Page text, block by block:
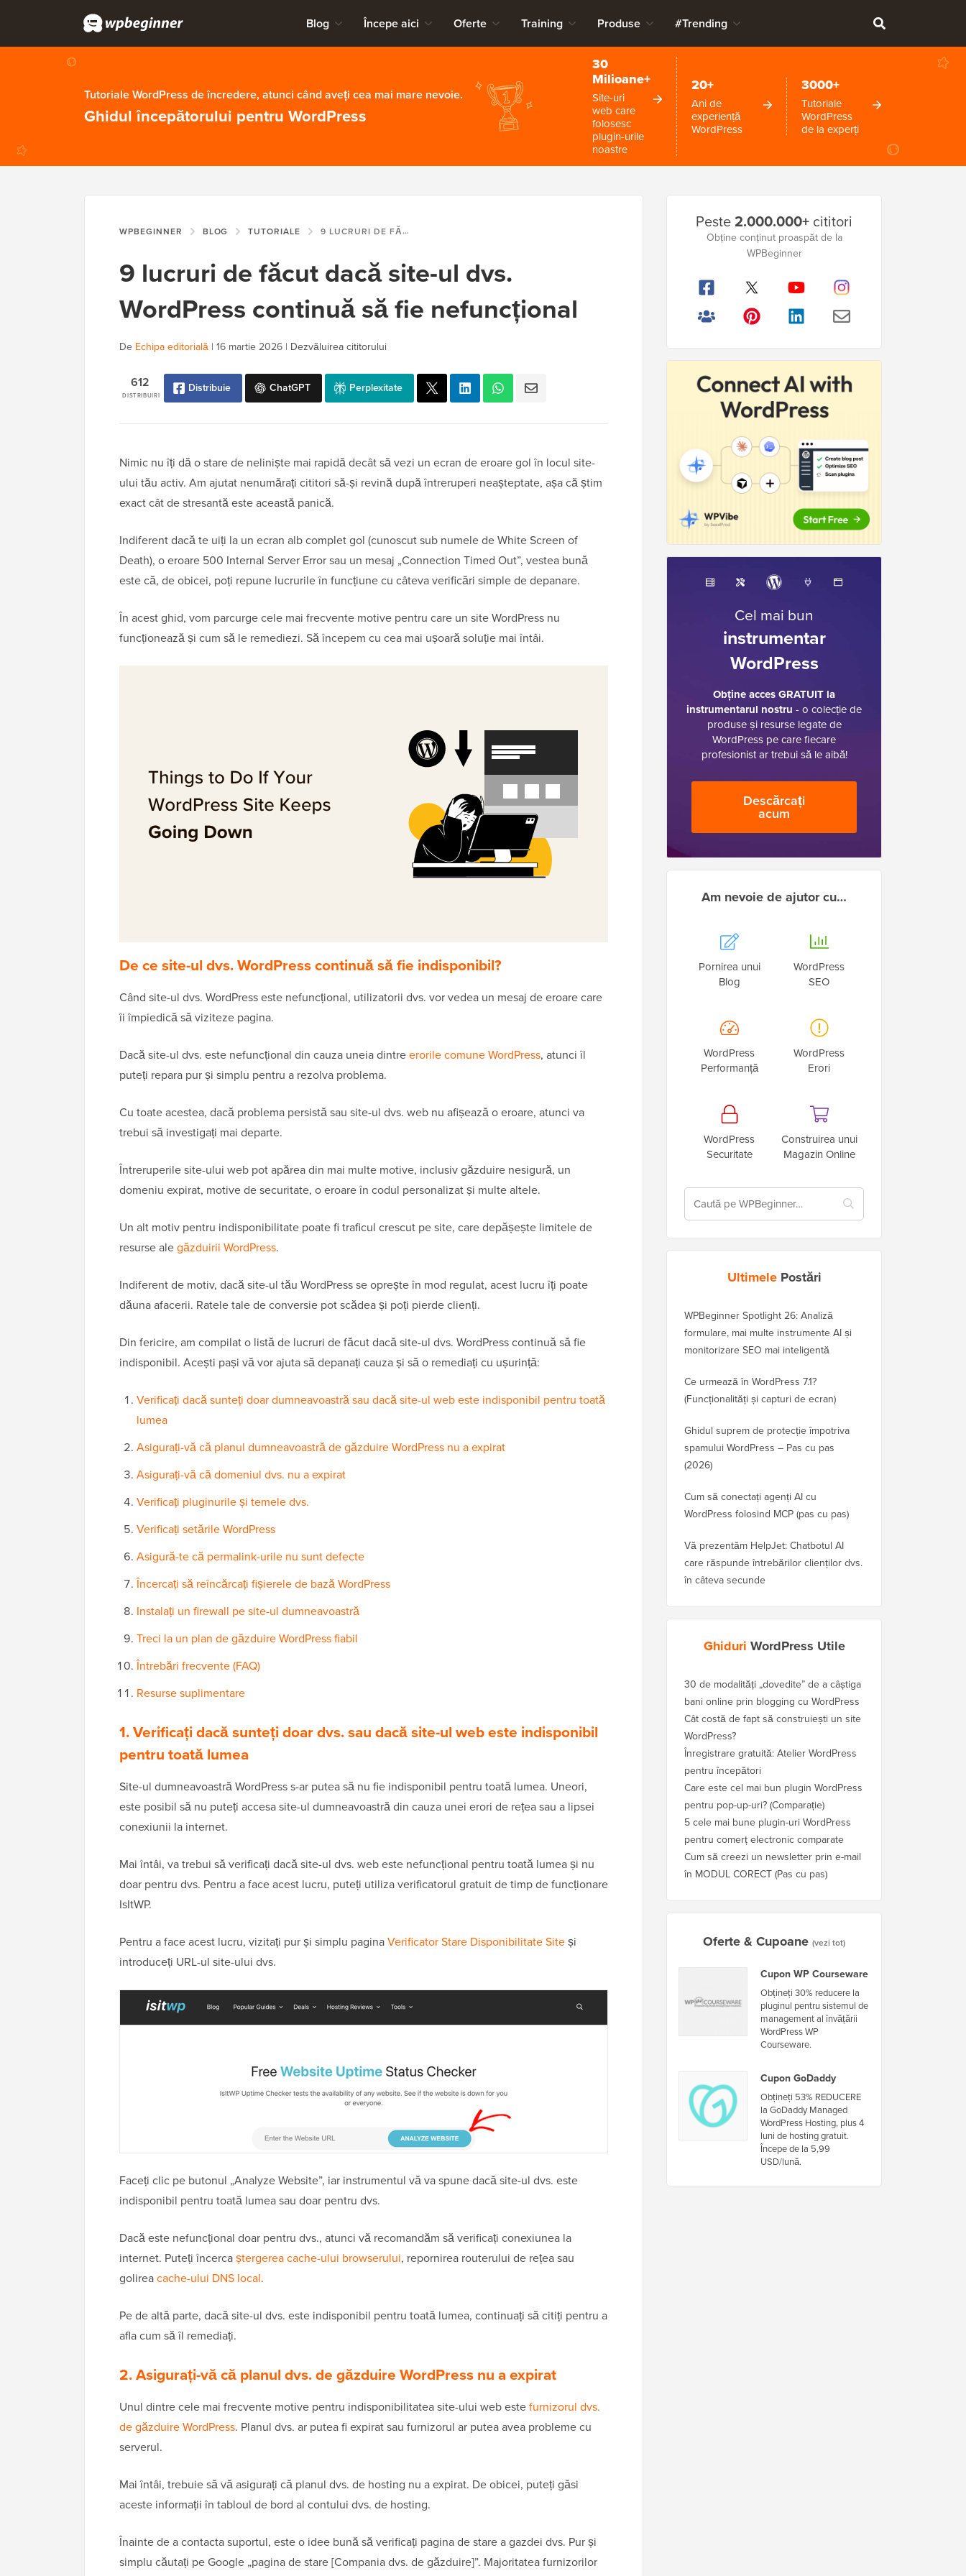
Blog Începe aici Oferte Training Produse #Trending
Tutoriale WordPress de încredere, atunci când aveți cea mai mare nevoie.
Ghidul începătorului pentru WordPress
30
Milioane+
Site-uri
web care
folosesc
plugin-urile
noastre
20+
Ani de
experiență
WordPress
3000+
Tutoriale
WordPress
de la experți
WPBEGINNER BLOG TUTORIALE 9 LUCRURI DE FĂCUT DACĂ SITE-UL DVS. WORDPRESS CONTINUĂ SĂ FIE NEFUNCȚIONAL
9 lucruri de făcut dacă site-ul dvs.
WordPress continuă să fie nefuncțional
De Echipa editorială | 16 martie 2026 | Dezvăluirea cititorului
DISTRIBUIRI
612 Distribuie ChatGPT Perplexitate
Nimic nu îți dă o stare de neliniște mai rapidă decât să vezi un ecran de eroare gol în locul site-
ului tău activ. Am ajutat nenumărați cititori să-și revină după întreruperi neașteptate, așa că știm
exact cât de stresantă este această panică.
Indiferent dacă te uiți la un ecran alb complet gol (cunoscut sub numele de White Screen of
Death), o eroare 500 Internal Server Error sau un mesaj „Connection Timed Out”, vestea bună
este că, de obicei, poți repune lucrurile în funcțiune cu câteva verificări simple de depanare.
În acest ghid, vom parcurge cele mai frecvente motive pentru care un site WordPress nu
funcționează și cum să le remediezi. Să începem cu cea mai ușoară soluție mai întâi.
De ce site-ul dvs. WordPress continuă să fie indisponibil?
Când site-ul dvs. WordPress este nefuncțional, utilizatorii dvs. vor vedea un mesaj de eroare care
îi împiedică să viziteze pagina.
Dacă site-ul dvs. este nefuncțional din cauza uneia dintreerorile comune WordPress, atunci îl
puteți repara pur și simplu pentru a rezolva problema.
Cu toate acestea, dacă problema persistă sau site-ul dvs. web nu afișează o eroare, atunci va
trebui să investigați mai departe.
Întreruperile site-ului web pot apărea din mai multe motive, inclusiv găzduire nesigură, un
domeniu expirat, motive de securitate, o eroare în codul personalizat și multe altele.
Un alt motiv pentru indisponibilitate poate fi traficul crescut pe site, care depășește limitele de
resurse alegăzduirii WordPress.
Indiferent de motiv, dacă site-ul tău WordPress se oprește în mod regulat, acest lucru îți poate
dăuna afacerii. Ratele tale de conversie pot scădea și poți pierde clienți.
Din fericire, am compilat o listă de lucruri de făcut dacă site-ul dvs. WordPress continuă să fie
indisponibil. Acești pași vă vor ajuta să depanați cauza și să o remediați cu ușurință:
Verificați dacă sunteți doar dumneavoastră sau dacă site-ul web este indisponibil pentru toată
lumea
Asigurați-vă că planul dumneavoastră de găzduire WordPress nu a expirat
Asigurați-vă că domeniul dvs. nu a expirat
Verificați pluginurile și temele dvs.
Verificați setările WordPress
Asigură-te că permalink-urile nu sunt defecte
Încercați să reîncărcați fișierele de bază WordPress
Instalați un firewall pe site-ul dumneavoastră
Treci la un plan de găzduire WordPress fiabil
Întrebări frecvente (FAQ)
Resurse suplimentare
1. Verificați dacă sunteți doar dvs. sau dacă site-ul web este indisponibil
pentru toată lumea
Site-ul dumneavoastră WordPress s-ar putea să nu fie indisponibil pentru toată lumea. Uneori,
este posibil să nu puteți accesa site-ul dumneavoastră din cauza unei erori de rețea sau a lipsei
conexiunii la internet.
Mai întâi, va trebui să verificați dacă site-ul dvs. web este nefuncțional pentru toată lumea și nu
doar pentru dvs. Pentru a face acest lucru, puteți utiliza verificatorul gratuit de timp de funcționare
IsItWP.
Pentru a face acest lucru, vizitați pur și simplu paginaVerificator Stare Disponibilitate Siteși
introduceți URL-ul site-ului dvs.
Faceți clic pe butonul „Analyze Website”, iar instrumentul vă va spune dacă site-ul dvs. este
indisponibil pentru toată lumea sau doar pentru dvs.
Dacă este nefuncțional doar pentru dvs., atunci vă recomandăm să verificați conexiunea la
internet. Puteți încercaștergerea cache-ului browserului, repornirea routerului de rețea sau
golireacache-ului DNS local.
Pe de altă parte, dacă site-ul dvs. este indisponibil pentru toată lumea, continuați să citiți pentru a
afla cum să îl remediați.
2. Asigurați-vă că planul dvs. de găzduire WordPress nu a expirat
Unul dintre cele mai frecvente motive pentru indisponibilitatea site-ului web estefurnizorul dvs.
de găzduire WordPress. Planul dvs. ar putea fi expirat sau furnizorul ar putea avea probleme cu
serverul.
Mai întâi, trebuie să vă asigurați că planul dvs. de hosting nu a expirat. De obicei, puteți găsi
aceste informații în tabloul de bord al contului dvs. de hosting.
Înainte de a contacta suportul, este o idee bună să verificați pagina de stare a gazdei dvs. Pur și
simplu căutați pe Google „pagina de stare [Compania dvs. de găzduire]”. Majoritatea furnizorilor
laterală
Peste2.000.000+ cititori
Obține conținut proaspăt de la
WPBeginner
Cel mai bun
instrumentar
WordPress
Obține acces GRATUIT la
instrumentarul nostru - o colecție de
produse și resurse legate de
WordPress pe care fiecare
profesionist ar trebui să le aibă!
Descărcați
acum
Am nevoie de ajutor cu…
Pornirea unui
Blog
WordPress
SEO
WordPress
Performanță
WordPress
Erori
WordPress
Securitate
Construirea unui
Magazin Online
UltimelePostări
WPBeginner Spotlight 26: Analiză
formulare, mai multe instrumente AI și
monitorizare SEO mai inteligentă
Ce urmează în WordPress 7.1?
(Funcționalități și capturi de ecran)
Ghidul suprem de protecție împotriva
spamului WordPress – Pas cu pas
(2026)
Cum să conectați agenți AI cu
WordPress folosind MCP (pas cu pas)
Vă prezentăm HelpJet: Chatbotul AI
care răspunde întrebărilor clienților dvs.
în câteva secunde
Ghiduri WordPress Utile
30 de modalități „dovedite” de a câștiga
bani online prin blogging cu WordPress
Cât costă de fapt să construiești un site
WordPress?
Înregistrare gratuită: Atelier WordPress
pentru începători
Care este cel mai bun plugin WordPress
pentru pop-up-uri? (Comparație)
5 cele mai bune plugin-uri WordPress
pentru comerț electronic comparate
Cum să creezi un newsletter prin e-mail
în MODUL CORECT (Pas cu pas)
Oferte & Cupoane (vezi tot)
Cupon WP Courseware
Obțineți 30% reducere la
pluginul pentru sistemul de
management al învățării
WordPress WP
Courseware.
Cupon GoDaddy
Obțineți 53% REDUCERE
la GoDaddy Managed
WordPress Hosting, plus 4
luni de hosting gratuit.
Începe de la 5,99
USD/lună.